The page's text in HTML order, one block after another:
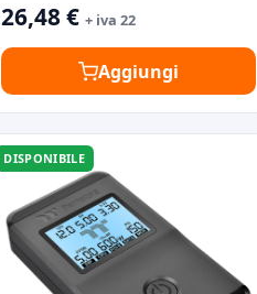
26,48 € + iva 22
Aggiungi
DISPONIBILE